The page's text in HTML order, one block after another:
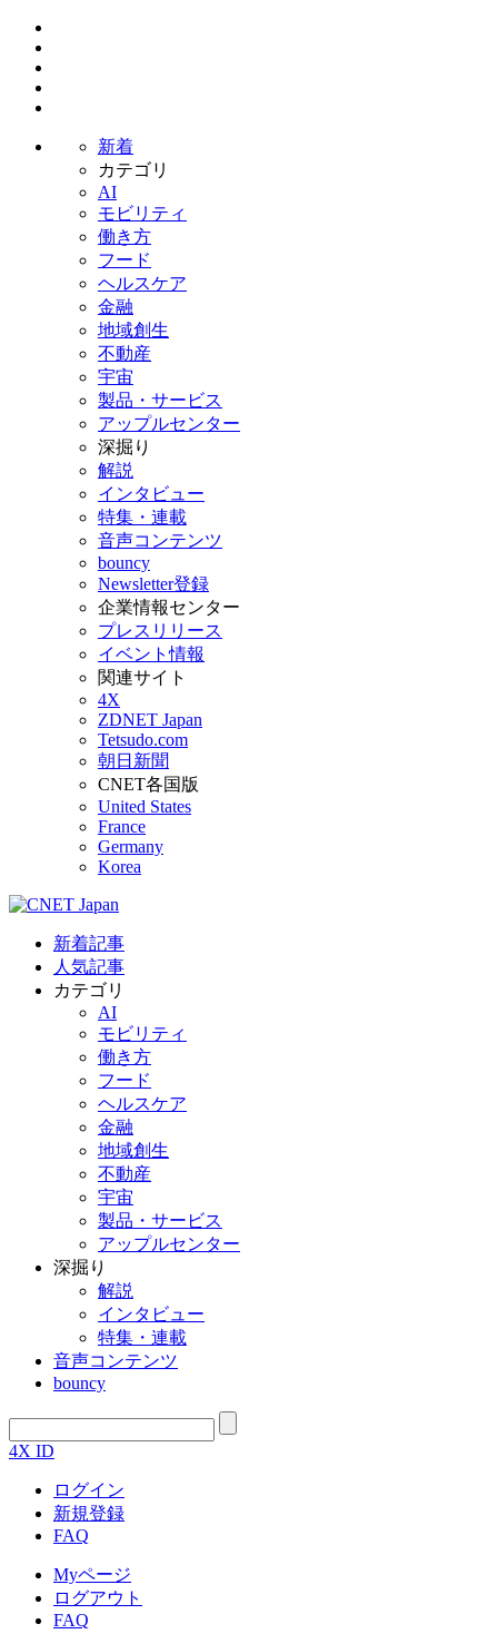
新着
カテゴリ
AI
モビリティ
働き方
フード
ヘルスケア
金融
地域創生
不動産
宇宙
製品・サービス
アップルセンター
深掘り
解説
インタビュー
特集・連載
音声コンテンツ
bouncy
Newsletter登録
企業情報センター
プレスリリース
イベント情報
関連サイト
4X
ZDNET Japan
Tetsudo.com
朝日新聞
CNET各国版
United States
France
Germany
Korea
新着記事
人気記事
カテゴリ
AI
モビリティ
働き方
フード
ヘルスケア
金融
地域創生
不動産
宇宙
製品・サービス
アップルセンター
深掘り
解説
インタビュー
特集・連載
音声コンテンツ
bouncy
4X ID
ログイン
新規登録
FAQ
Myページ
ログアウト
FAQ